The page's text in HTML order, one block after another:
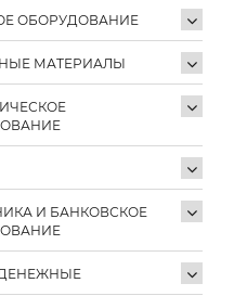
ОБОРУДОВАНИЕ
МАТЕРИАЛЫ
И БАНКОВСКОЕ